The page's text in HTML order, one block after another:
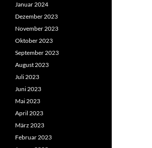
Januar 2024
Dezember 2023
November 2023
Oktober 2023
September 2023
August 2023
Juli 2023
Juni 2023
Mai 2023
April 2023
März 2023
Februar 2023